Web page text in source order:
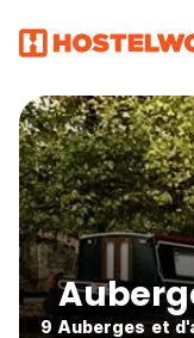
9 Auberges et